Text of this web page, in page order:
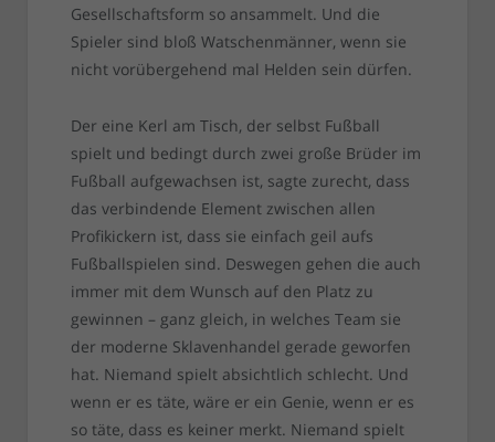
Gesellschaftsform so ansammelt. Und die
Spieler sind bloß Watschenmänner, wenn sie
nicht vorübergehend mal Helden sein dürfen.
Der eine Kerl am Tisch, der selbst Fußball
spielt und bedingt durch zwei große Brüder im
Fußball aufgewachsen ist, sagte zurecht, dass
das verbindende Element zwischen allen
Profikickern ist, dass sie einfach geil aufs
Fußballspielen sind. Deswegen gehen die auch
immer mit dem Wunsch auf den Platz zu
gewinnen – ganz gleich, in welches Team sie
der moderne Sklavenhandel gerade geworfen
hat. Niemand spielt absichtlich schlecht. Und
wenn er es täte, wäre er ein Genie, wenn er es
so täte, dass es keiner merkt. Niemand spielt